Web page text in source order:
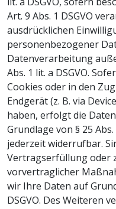
Art. 9 Abs. 1 DSGVO
ausdrücklichen
personenbezogener
Datenverarbeitung
Abs. 1 lit. a DSGVO.
Cookies oder in den
Endgerät (z. B. via
haben, erfolgt die
Grundlage von § 25
jederzeit widerrufbar.
Vertragserfüllung oder
vorvertraglicher
wir Ihre Daten auf
DSGVO. Des Weiteren